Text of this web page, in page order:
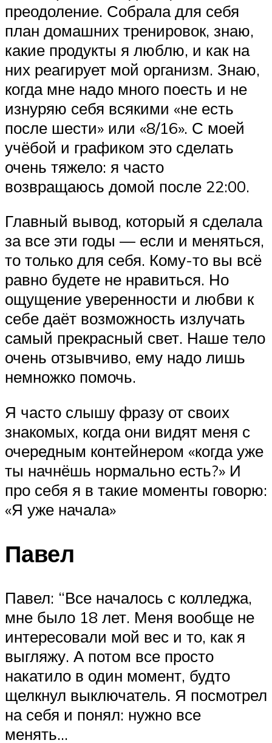
преодоление. Собрала для себя
план домашних тренировок, знаю,
какие продукты я люблю, и как на
них реагирует мой организм. Знаю,
когда мне надо много поесть и не
изнуряю себя всякими «не есть
после шести» или «8/16». С моей
учёбой и графиком это сделать
очень тяжело: я часто
возвращаюсь домой после 22:00.
Главный вывод, который я сделала
за все эти годы — если и меняться,
то только для себя. Кому-то вы всё
равно будете не нравиться. Но
ощущение уверенности и любви к
себе даёт возможность излучать
самый прекрасный свет. Наше тело
очень отзывчиво, ему надо лишь
немножко помочь.
Я часто слышу фразу от своих
знакомых, когда они видят меня с
очередным контейнером «когда уже
ты начнёшь нормально есть?» И
про себя я в такие моменты говорю:
«Я уже начала»
Павел
Павел: “Все началось с колледжа,
мне было 18 лет. Меня вообще не
интересовали мой вес и то, как я
выгляжу. А потом все просто
накатило в один момент, будто
щелкнул выключатель. Я посмотрел
на себя и понял: нужно все
менять…